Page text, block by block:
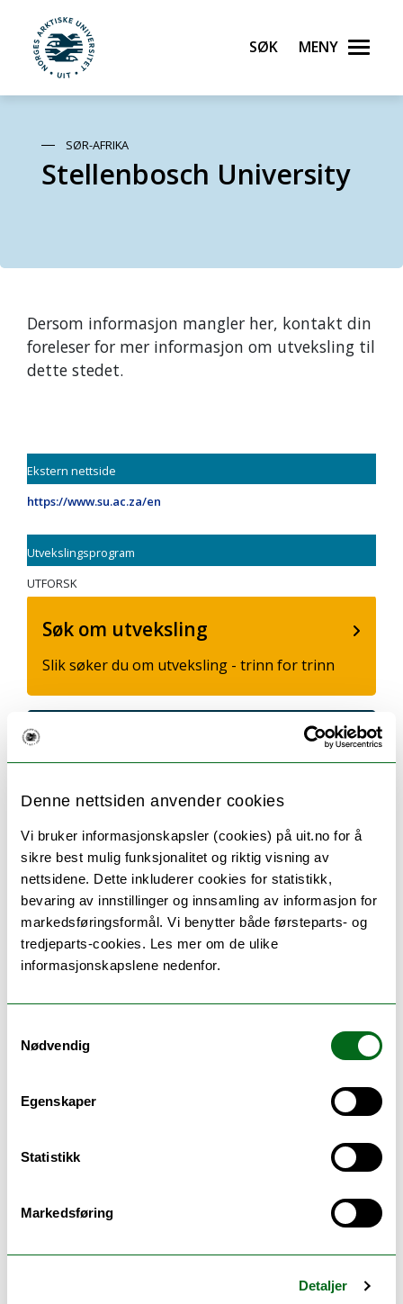
Denne nettsiden anvender cookies
Vi bruker informasjonskapsler (cookies) på uit.no for å
sikre best mulig funksjonalitet og riktig visning av
nettsidene. Dette inkluderer cookies for statistikk,
bevaring av innstillinger og innsamling av informasjon for
markedsføringsformål. Vi benytter både førsteparts- og
tredjeparts-cookies. Les mer om de ulike
informasjonskapslene nedenfor.
Nødvendig
Egenskaper
Statistikk
Markedsføring
Detaljer
Gå til hovedinnhold
UiT Norges arktiske universitet
Søk Meny
SØR-AFRIKA
Stellenbosch University
Dersom informasjon mangler her, kontakt din
foreleser for mer informasjon om utveksling til
dette stedet.
Ekstern nettside
https://www.su.ac.za/en
Utvekslingsprogram
UTFORSK
Søk om utveksling
Slik søker du om utveksling - trinn for trinn
Disse studieprogrammene
kan utveksle hit
Samfunnssikkerhet - master (M-SAMFSIKK)
Hvor ligger det